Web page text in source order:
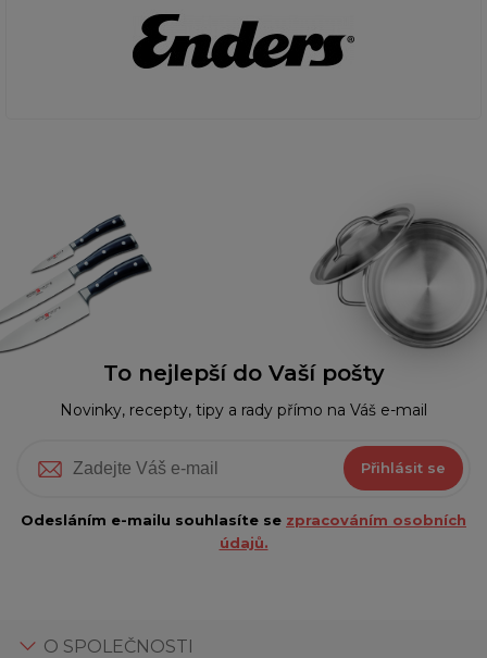
To nejlepší do Vaší pošty
Novinky, recepty, tipy a rady přímo na Váš e-mail
Přihlásit se
Odesláním e-mailu souhlasíte se zpracováním osobních
údajů.
O SPOLEČNOSTI